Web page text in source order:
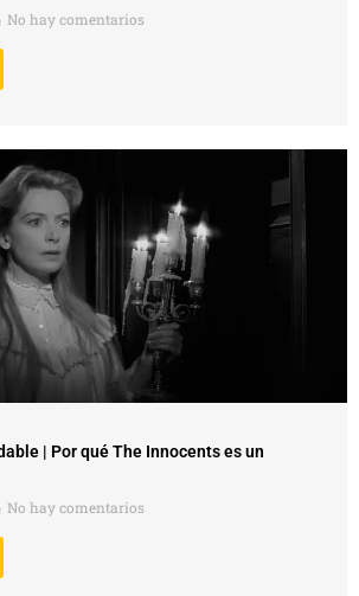
No hay comentarios
| Por qué The Innocents es un
No hay comentarios